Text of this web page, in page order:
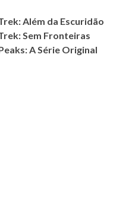
Além da Escuridão
Sem Fronteiras
A Série Original